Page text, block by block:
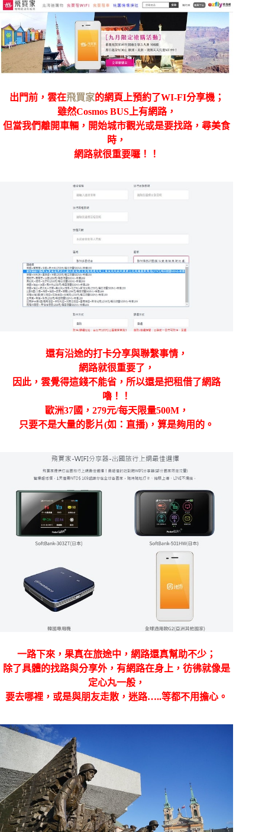
出門前，雲在飛買家的網頁上預約了WI-FI分享機；
雖然Cosmos BUS上有網路，
但當我們離開車輛，開始城市觀光或是要找路，尋美食
時，
網路就很重要囉！！
還有沿途的打卡分享與聯繫事情，
網路就很重要了，
因此，雲覺得這錢不能省，所以還是把租借了網路
嚕！！
歐洲37國，279元/每天限量500M，
只要不是大量的影片(如：直播)，算是夠用的。
一路下來，果真在旅途中，網路還真幫助不少；
除了具體的找路與分享外，有網路在身上，彷彿就像是
定心丸一般，
要去哪裡，或是與朋友走散，迷路…..等都不用擔心。